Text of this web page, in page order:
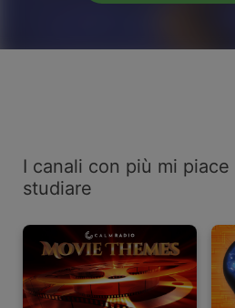
I canali con più mi
studiare